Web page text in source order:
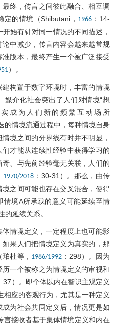
终，传言之间彼此融合、相互调
的情境（Shibutani， 1966 ：14-
始有针对同一情况的不同描述，
中减少，传言内容会越来越常规
版本，最终产生一个被广泛接受
）。
构置于数字环境时，丰富的情境
媒介化社会突出了人们对情境“想
成为人们新的频繁互动场所
的情境流通过程中，每种情境自身
境之间的分界线有时并不明显，
才能从连续性经验中获得学习的
、与先前经验毫无关联，人们的
1970/2018 ：30-31）。那么，由传
之间可能也存在交叉混合，使得
情境A所承载的意义可能延续至情
的延续关系。
情境定义，一定程度上也可能影
果人们把情境定义为真实的，那
杜等， 1986/1992 ：298）。因为
一个被称之为情境定义的审视和
：37）。即个体以内在智识主观定义
相应的客观行为，尤其是一种定义
为社会共同定义后，情况更是如
言接收者基于集体情境定义和内在